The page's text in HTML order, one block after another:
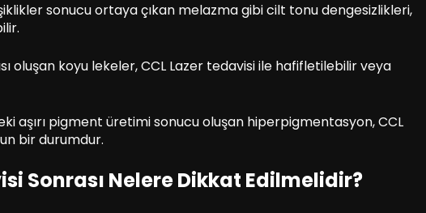
sonucu ortaya çıkan melazma gibi cilt tonu dengesizlikleri,
oluşan koyu lekeler, CCL Lazer tedavisi ile hafifletilebilir veya
aşırı pigment üretimi sonucu oluşan hiperpigmentasyon, CCL
bir durumdur.
Sonrası Nelere Dikkat Edilmelidir?